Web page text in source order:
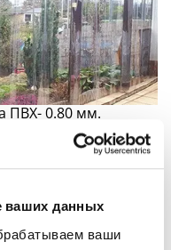
ваших данных
ваши
ПВХ- 0.80 мм.
с НДС за рулон